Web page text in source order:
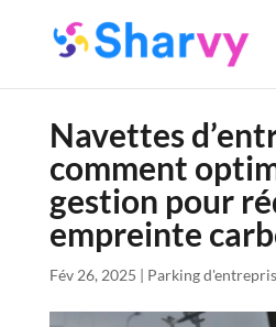
Navettes
comment
gestion pour
empreinte
Fév 26, 2025 | Parking